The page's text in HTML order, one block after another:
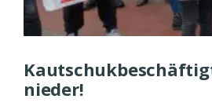
nieder!